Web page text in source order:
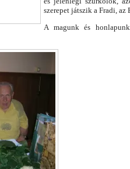
szerepet játszik a Fradi, az
A magunk és